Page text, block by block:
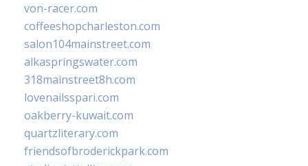
von-racer.com
coffeeshopcharleston.com
salon104mainstreet.com
alkaspringswater.com
318mainstreet8h.com
lovenailsspari.com
oakberry-kuwait.com
quartzliterary.com
friendsofbroderickpark.com